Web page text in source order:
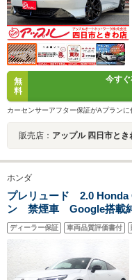
無
料
今す
カーセンサーアフター保証がAプランに
販売店： アップル 四日市と
ホンダ
プレリュード 2.0 Honda
ン 禁煙車 Google搭載
バックカメラ ETC ホン
グ パーキングセンサー
アダプティブドライビ
ディーラー保証 車両品質評価書付